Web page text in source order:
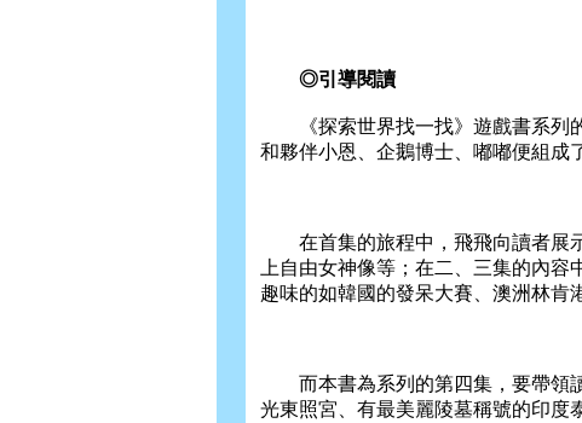
◎引導閱讀
《探索世界找一找》遊戲書系列的
和夥伴小恩、企鵝博士、嘟嘟便組
在首集的旅程中，飛飛向讀者展示
上自由女神像等；在二、三集的內
趣味的如韓國的發呆大賽、澳洲林肯
而本書為系列的第四集，要帶領讀
光東照宮、有最美麗陵墓稱號的印